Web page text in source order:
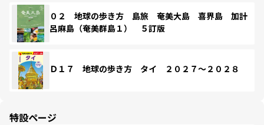
０２ 地球の歩き方 島旅 奄美大島 喜界島 加計
呂麻島（奄美群島１） ５訂版
Ｄ１７ 地球の歩き方 タイ ２０２７～２０２８
特設ページ